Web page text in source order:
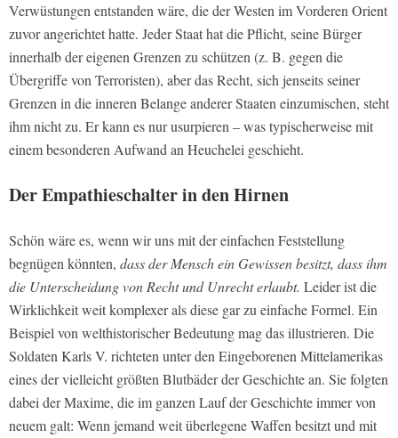
Verwüstungen entstanden wäre, die der Westen im Vorderen Orient
zuvor angerichtet hatte. Jeder Staat hat die Pflicht, seine Bürger
innerhalb der eigenen Grenzen zu schützen (z. B. gegen die
Übergriffe von Terroristen), aber das Recht, sich jenseits seiner
Grenzen in die inneren Belange anderer Staaten einzumischen, steht
ihm nicht zu. Er kann es nur usurpieren – was typischerweise mit
einem besonderen Aufwand an Heuchelei geschieht.
Der Empathieschalter in den Hirnen
Schön wäre es, wenn wir uns mit der einfachen Feststellung
begnügen könnten, dassder Mensch ein Gewissen besitzt, dass ihm
die Unterscheidung von Recht und Unrecht erlaubt. Leider ist die
Wirklichkeit weit komplexer als diese gar zu einfache Formel. Ein
Beispiel von welthistorischer Bedeutung mag das illustrieren. Die
Soldaten Karls V. richteten unter den Eingeborenen Mittelamerikas
eines der vielleicht größten Blutbäder der Geschichte an. Sie folgten
dabei der Maxime, die im ganzen Lauf der Geschichte immer von
neuem galt: Wenn jemand weit überlegene Waffen besitzt und mit